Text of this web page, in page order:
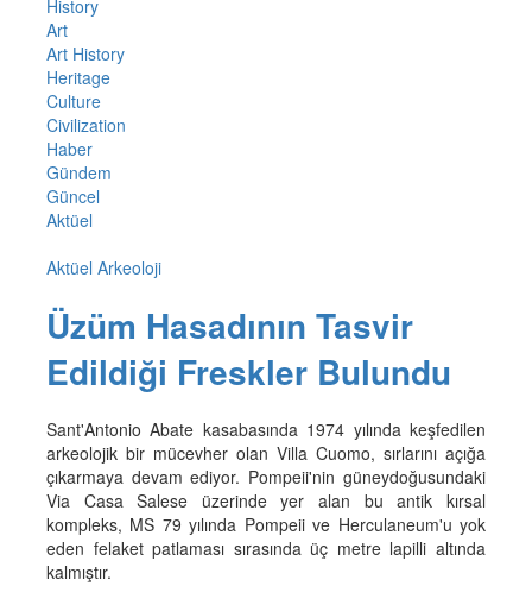
History
Art
Art History
Heritage
Culture
Civilization
Haber
Gündem
Güncel
Aktüel
Aktüel Arkeoloji
Üzüm Hasadının Tasvir
Edildiği Freskler Bulundu
Sant'Antonio Abate kasabasında 1974 yılında keşfedilen
arkeolojik bir mücevher olan Villa Cuomo, sırlarını açığa
çıkarmaya devam ediyor. Pompeii'nin güneydoğusundaki
Via Casa Salese üzerinde yer alan bu antik kırsal
kompleks, MS 79 yılında Pompeii ve Herculaneum'u yok
eden felaket patlaması sırasında üç metre lapilli altında
kalmıştır.